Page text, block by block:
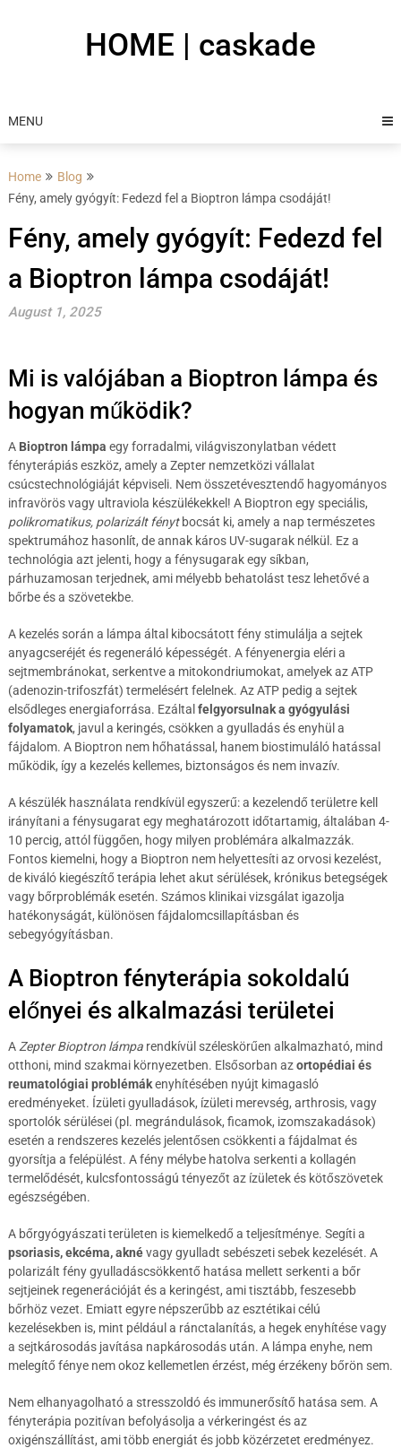
HOME | caskade
MENU
Home
Blog
Fény, amely gyógyít: Fedezd fel a Bioptron lámpa csodáját!
Fény, amely gyógyít: Fedezd fel
a Bioptron lámpa csodáját!
August 1, 2025
Mi is valójában a Bioptron lámpa és
hogyan működik?
A Bioptron lámpa egy forradalmi, világviszonylatban védett
fényterápiás eszköz, amely a Zepter nemzetközi vállalat
csúcstechnológiáját képviseli. Nem összetévesztendő hagyományos
infravörös vagy ultraviola készülékekkel! A Bioptron egy speciális,
polikromatikus, polarizált fénytbocsát ki, amely a nap természetes
spektrumához hasonlít, de annak káros UV-sugarak nélkül. Ez a
technológia azt jelenti, hogy a fénysugarak egy síkban,
párhuzamosan terjednek, ami mélyebb behatolást tesz lehetővé a
bőrbe és a szövetekbe.
A kezelés során a lámpa által kibocsátott fény stimulálja a sejtek
anyagcseréjét és regeneráló képességét. A fényenergia eléri a
sejtmembránokat, serkentve a mitokondriumokat, amelyek az ATP
(adenozin-trifoszfát) termelésért felelnek. Az ATP pedig a sejtek
elsődleges energiaforrása. Ezáltal felgyorsulnak a gyógyulási
folyamatok, javul a keringés, csökken a gyulladás és enyhül a
fájdalom. A Bioptron nem hőhatással, hanem biostimuláló hatással
működik, így a kezelés kellemes, biztonságos és nem invazív.
A készülék használata rendkívül egyszerű: a kezelendő területre kell
irányítani a fénysugarat egy meghatározott időtartamig, általában 4-
10 percig, attól függően, hogy milyen problémára alkalmazzák.
Fontos kiemelni, hogy a Bioptron nem helyettesíti az orvosi kezelést,
de kiváló kiegészítő terápia lehet akut sérülések, krónikus betegségek
vagy bőrproblémák esetén. Számos klinikai vizsgálat igazolja
hatékonyságát, különösen fájdalomcsillapításban és
sebegyógyításban.
A Bioptron fényterápia sokoldalú
előnyei és alkalmazási területei
A Zepter Bioptron lámparendkívül széleskörűen alkalmazható, mind
otthoni, mind szakmai környezetben. Elsősorban azortopédiai és
reumatológiai problémákenyhítésében nyújt kimagasló
eredményeket. Ízületi gyulladások, ízületi merevség, arthrosis, vagy
sportolók sérülései (pl. megrándulások, ficamok, izomszakadások)
esetén a rendszeres kezelés jelentősen csökkenti a fájdalmat és
gyorsítja a felépülést. A fény mélybe hatolva serkenti a kollagén
termelődését, kulcsfontosságú tényezőt az ízületek és kötőszövetek
egészségében.
A bőrgyógyászati területen is kiemelkedő a teljesítménye. Segíti a
psoriasis, ekcéma, aknévagy gyulladt sebészeti sebek kezelését. A
polarizált fény gyulladáscsökkentő hatása mellett serkenti a bőr
sejtjeinek regenerációját és a keringést, ami tisztább, feszesebb
bőrhöz vezet. Emiatt egyre népszerűbb az esztétikai célú
kezelésekben is, mint például a ránctalanítás, a hegek enyhítése vagy
a sejtkárosodás javítása napkárosodás után. A lámpa enyhe, nem
melegítő fénye nem okoz kellemetlen érzést, még érzékeny bőrön sem.
Nem elhanyagolható a stresszoldó és immunerősítő hatása sem. A
fényterápia pozitívan befolyásolja a vérkeringést és az
oxigénszállítást, ami több energiát és jobb közérzetet eredményez.